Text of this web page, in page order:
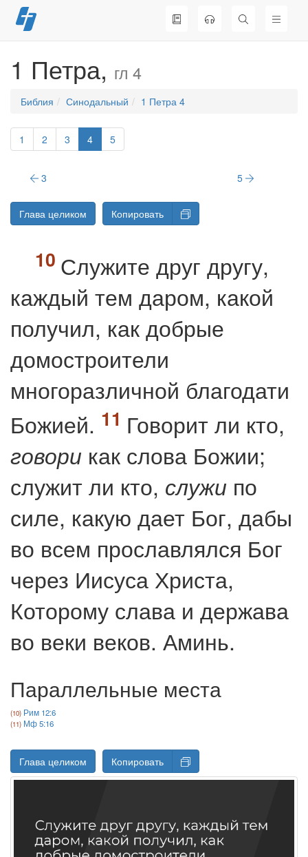
Перейти
к
1 Петра, гл 4
Библия Синодальный 1 Петра 4
1 2 3 4 5
3 5
Глава целиком Копировать
Служите друг другу,
каждый тем даром, какой
получил, как добрые
домостроители
многоразличной благодати
Божией.
Говорит ли кто,
говори как слова Божии;
служит ли кто, служи по
силе, какую дает Бог, дабы
во всем прославлялся Бог
через Иисуса Христа,
Которому слава и держава
во веки веков. Аминь.
Параллельные места
Рим 12:6
Мф 5:16
Глава целиком Копировать